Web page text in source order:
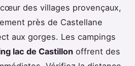
des villages provençaux,
près de Castellane
aux gorges. Les campings
lac de Castillon offrent des